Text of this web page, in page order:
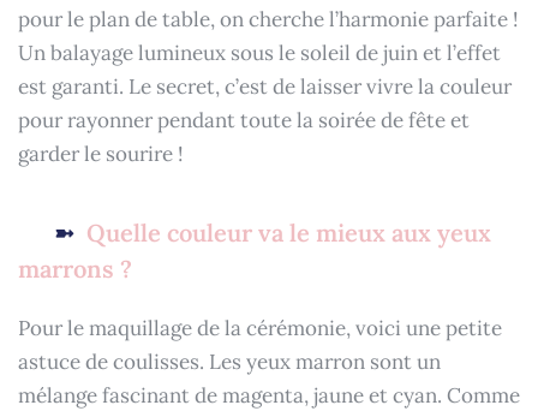
pour le plan de table, on cherche l’harmonie parfaite !
Un balayage lumineux sous le soleil de juin et l’effet
est garanti. Le secret, c’est de laisser vivre la couleur
pour rayonner pendant toute la soirée de fête et
garder le sourire !
Quelle couleur va le mieux aux yeux
marrons ?
Pour le maquillage de la cérémonie, voici une petite
astuce de coulisses. Les yeux marron sont un
mélange fascinant de magenta, jaune et cyan. Comme